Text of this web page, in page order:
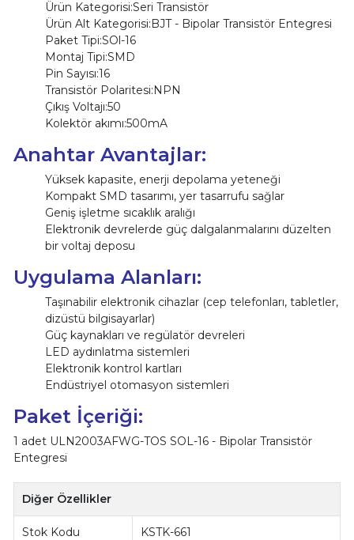
Ürün Kategorisi:Seri Transistör
Ürün Alt Kategorisi:BJT - Bipolar Transistör Entegresi
Paket Tipi:SOl-16
Montaj Tipi:SMD
Pin Sayısı:16
Transistör Polaritesi:NPN
Çıkış Voltajı:50
Kolektör akımı:500mA
Anahtar Avantajlar:
Yüksek kapasite, enerji depolama yeteneği
Kompakt SMD tasarımı, yer tasarrufu sağlar
Geniş işletme sıcaklık aralığı
Elektronik devrelerde güç dalgalanmalarını düzelten
bir voltaj deposu
Uygulama Alanları:
Taşınabilir elektronik cihazlar (cep telefonları, tabletler,
dizüstü bilgisayarlar)
Güç kaynakları ve regülatör devreleri
LED aydınlatma sistemleri
Elektronik kontrol kartları
Endüstriyel otomasyon sistemleri
Paket İçeriği:
1 adet ULN2003AFWG-TOS SOL-16 - Bipolar Transistör
Entegresi
Diğer Özellikler
Stok Kodu KSTK-661